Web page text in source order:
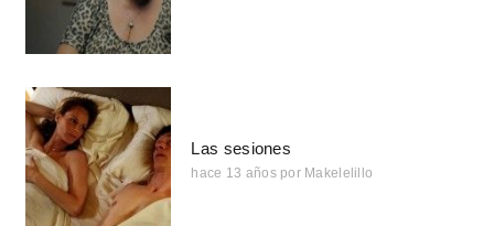
Las sesiones
hace 13 años por Makelelillo